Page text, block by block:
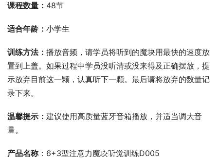
课程数量： 48节
适合年龄： 小学生
训练方法： 播放音频，请学员将听到的魔块用最快的速度放
置到上盖。如果过程中学员没听清或没来得及正确摆放，提
示放弃目前这一颗，认真听下一颗。最后请将放弃的数量记
录下来。
温馨提示： 建议使用高质量蓝牙音箱播放，并适当调大音
量。
产品名称：6+3型注意力魔块听觉训练D005